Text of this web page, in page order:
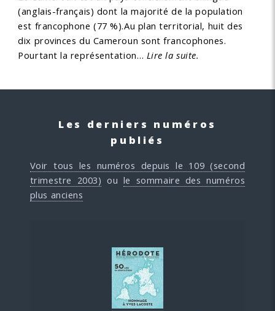
(anglais-français) dont la majorité de la population
est francophone (77 %).Au plan territorial, huit des
dix provinces du Cameroun sont francophones.
Pourtant la représentation… Lire la suite.
Les derniers numéros
publiés
Voir tous les numéros depuis le 109 (second
trimestre 2003) ou le sommaire des numéros
plus anciens